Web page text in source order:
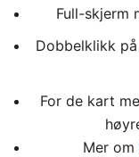
Full-skjerm
Dobbelklikk
For de kart
Mer om